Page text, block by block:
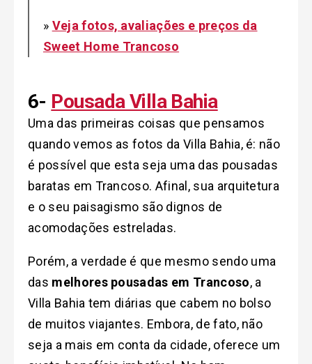
» Veja fotos, avaliações e preços da
Sweet Home Trancoso
6- Pousada Villa Bahia
Uma das primeiras coisas que pensamos
quando vemos as fotos da Villa Bahia, é: não
é possível que esta seja uma das pousadas
baratas em Trancoso. Afinal, sua arquitetura
e o seu paisagismo são dignos de
acomodações estreladas.
Porém, a verdade é que mesmo sendo uma
das melhores pousadas em Trancoso, a
Villa Bahia tem diárias que cabem no bolso
de muitos viajantes. Embora, de fato, não
seja a mais em conta da cidade, oferece um